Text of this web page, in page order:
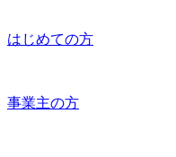
はじめての方
事業主の方